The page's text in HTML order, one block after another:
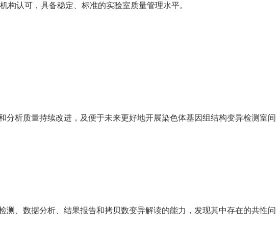
认可，具备稳定、标准的实验室质量管理水平。
析质量持续改进，及便于未来更好地开展染色体基因组结构变异检测室间
、数据分析、结果报告和拷贝数变异解读的能力，发现其中存在的共性问